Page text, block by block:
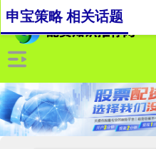
申宝策略 相关话题